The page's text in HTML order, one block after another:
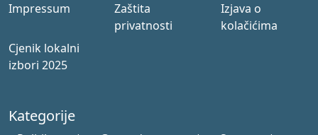
Impressum
Zaštita
privatnosti
Izjava o
kolačićima
Cjenik lokalni
izbori 2025
Kategorije